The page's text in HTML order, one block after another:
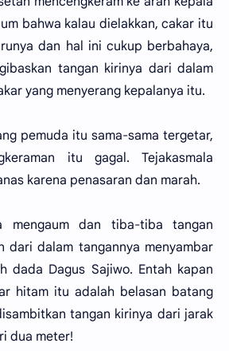
bahwa kalau dielakkan, cakar itu
dan hal ini cukup berbahaya,
tangan kirinya dari dalam
yang menyerang kepalanya itu.
pemuda itu sama-sama tergetar,
itu gagal. Tejakasmala
karena penasaran dan marah.
mengaum dan tiba-tiba tangan
dari dalam tangannya menyambar
dada Dagus Sajiwo. Entah kapan
hitam itu adalah belasan batang
tangan kirinya dari jarak
dua meter!